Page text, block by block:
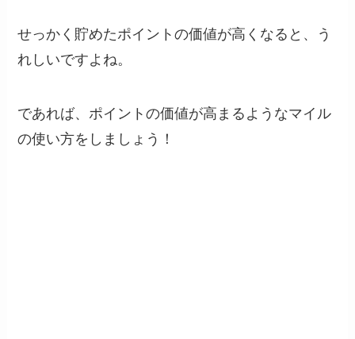
せっかく貯めたポイントの価値が高くなると、う
れしいですよね。
であれば、ポイントの価値が高まるようなマイル
の使い方をしましょう！